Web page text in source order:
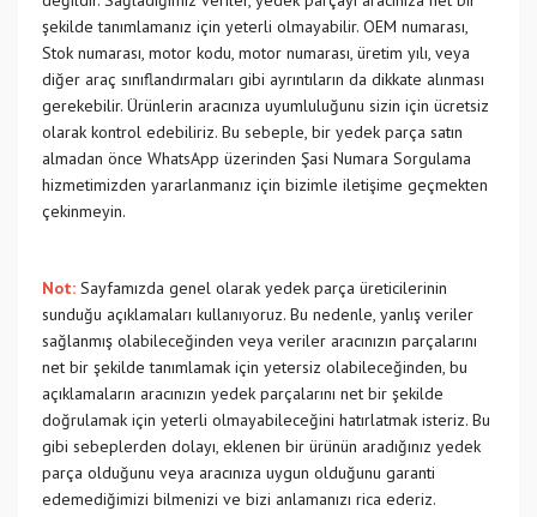
şekilde tanımlamanız için yeterli olmayabilir. OEM numarası,
Stok numarası, motor kodu, motor numarası, üretim yılı, veya
diğer araç sınıflandırmaları gibi ayrıntıların da dikkate alınması
gerekebilir. Ürünlerin aracınıza uyumluluğunu sizin için ücretsiz
olarak kontrol edebiliriz. Bu sebeple, bir yedek parça satın
almadan önce WhatsApp üzerinden Şasi Numara Sorgulama
hizmetimizden yararlanmanız için bizimle iletişime geçmekten
çekinmeyin.
Not: Sayfamızda genel olarak yedek parça üreticilerinin
sunduğu açıklamaları kullanıyoruz. Bu nedenle, yanlış veriler
sağlanmış olabileceğinden veya veriler aracınızın parçalarını
net bir şekilde tanımlamak için yetersiz olabileceğinden, bu
açıklamaların aracınızın yedek parçalarını net bir şekilde
doğrulamak için yeterli olmayabileceğini hatırlatmak isteriz. Bu
gibi sebeplerden dolayı, eklenen bir ürünün aradığınız yedek
parça olduğunu veya aracınıza uygun olduğunu garanti
edemediğimizi bilmenizi ve bizi anlamanızı rica ederiz.